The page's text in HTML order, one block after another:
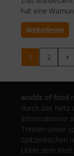
hat eine
Weiterlesen
1 2
worlds of food
durch das Netz
Informationen
Trinken sowie
Spitzenköchen
Unter dem